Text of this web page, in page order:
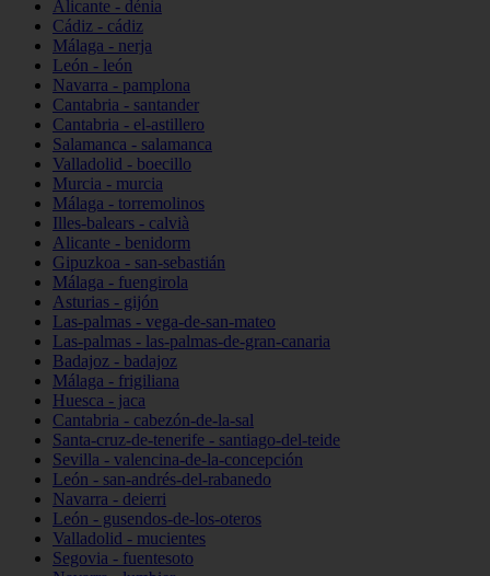
Alicante - dénia
Cádiz - cádiz
Málaga - nerja
León - león
Navarra - pamplona
Cantabria - santander
Cantabria - el-astillero
Salamanca - salamanca
Valladolid - boecillo
Murcia - murcia
Málaga - torremolinos
Illes-balears - calvià
Alicante - benidorm
Gipuzkoa - san-sebastián
Málaga - fuengirola
Asturias - gijón
Las-palmas - vega-de-san-mateo
Las-palmas - las-palmas-de-gran-canaria
Badajoz - badajoz
Málaga - frigiliana
Huesca - jaca
Cantabria - cabezón-de-la-sal
Santa-cruz-de-tenerife - santiago-del-teide
Sevilla - valencina-de-la-concepción
León - san-andrés-del-rabanedo
Navarra - deierri
León - gusendos-de-los-oteros
Valladolid - mucientes
Segovia - fuentesoto